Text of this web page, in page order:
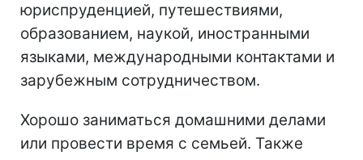
юриспруденцией, путешествиями,
образованием, наукой, иностранными
языками, международными контактами и
зарубежным сотрудничеством.
Хорошо заниматься домашними делами
или провести время с семьей. Также